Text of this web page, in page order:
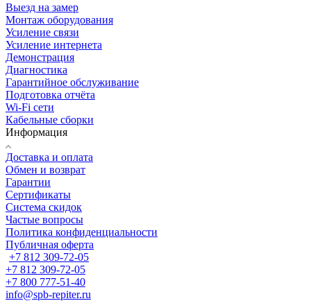
Выезд на замер
Монтаж оборудования
Усиление связи
Усиление интернета
Демонстрация
Диагностика
Гарантийное обслуживание
Подготовка отчёта
Wi-Fi сети
Кабельные сборки
Информация
Доставка и оплата
Обмен и возврат
Гарантии
Сертификаты
Система скидок
Частые вопросы
Политика конфиденциальности
Публичная оферта
+7 812 309-72-05
+7 812 309-72-05
+7 800 777-51-40
info@spb-repiter.ru